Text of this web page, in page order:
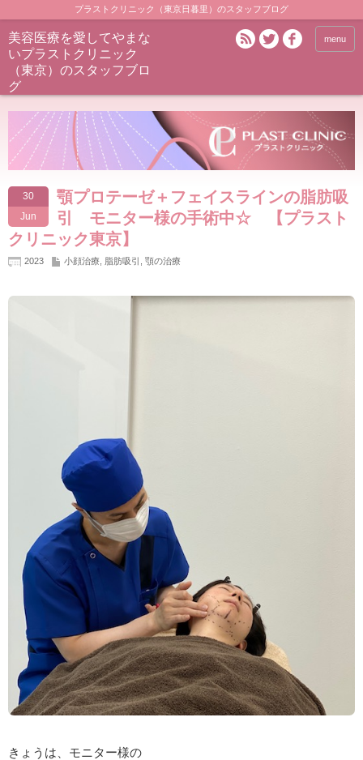
プラストクリニック（東京日暮里）のスタッフブログ
美容医療を愛してやまな
いプラストクリニック
（東京）のスタッフブロ
グ
menu
30
Jun
顎プロテーゼ＋フェイスラインの脂肪吸
引 モニター様の手術中☆ 【プラスト
クリニック東京】
2023 小顔治療 脂肪吸引 顎の治療
きょうは、モニター様の